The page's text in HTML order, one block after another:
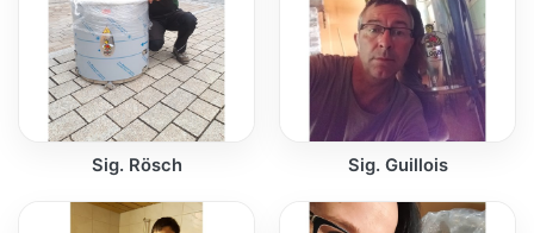
Sig. Rösch Sig. Guillois